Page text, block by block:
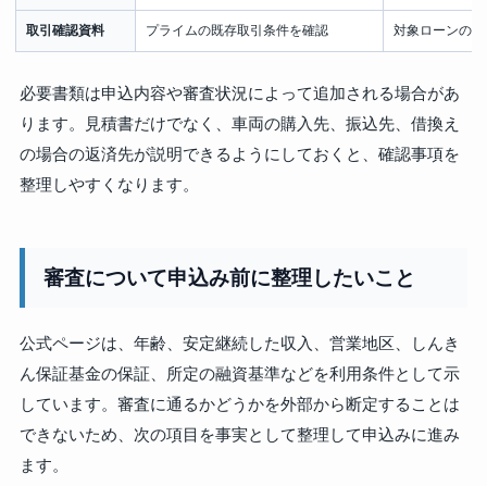
取引確認資料 プライムの既存取引条件を確認 対象ローンの
必要書類は申込内容や審査状況によって追加される場合があ
ります。見積書だけでなく、車両の購入先、振込先、借換え
の場合の返済先が説明できるようにしておくと、確認事項を
整理しやすくなります。
審査について申込み前に整理したいこと
公式ページは、年齢、安定継続した収入、営業地区、しんき
ん保証基金の保証、所定の融資基準などを利用条件として示
しています。審査に通るかどうかを外部から断定することは
できないため、次の項目を事実として整理して申込みに進み
ます。